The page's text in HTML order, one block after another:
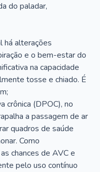
do paladar,
há alterações
e o bem-estar do
na capacidade
tosse e chiado. É
crônica (DPOC), no
a passagem de ar
quadros de saúde
Como
chances de AVC e
pelo uso contínuo